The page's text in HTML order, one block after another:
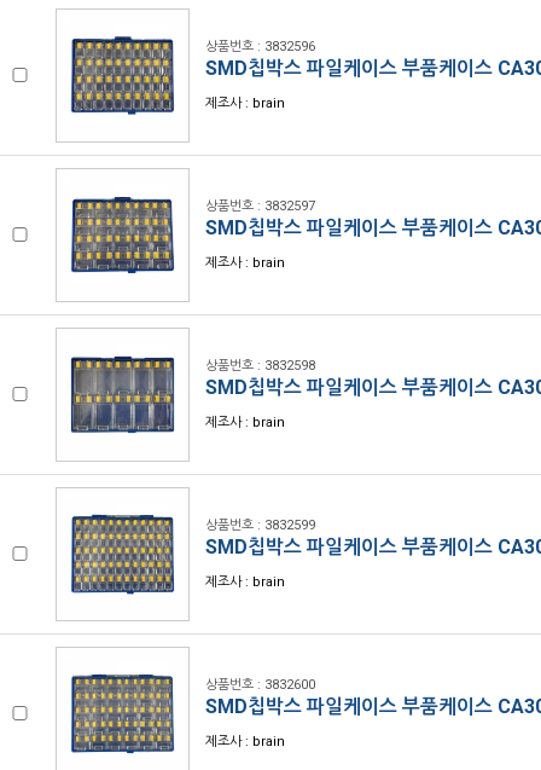
상품번호 : 3832596
SMD칩박스 파일케이스 부품케이스
제조사 : brain
상품번호 : 3832597
SMD칩박스 파일케이스 부품케이스
제조사 : brain
상품번호 : 3832598
SMD칩박스 파일케이스 부품케이스
제조사 : brain
상품번호 : 3832599
SMD칩박스 파일케이스 부품케이스
제조사 : brain
상품번호 : 3832600
SMD칩박스 파일케이스 부품케이스
제조사 : brain